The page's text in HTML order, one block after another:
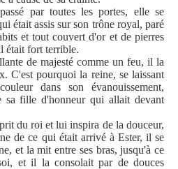
par toutes les portes, elle se
était assis sur son trône royal, paré
et tout couvert d'or et de pierres
était fort terrible.
de majesté comme un feu, il la
C'est pourquoi la reine, se laissant
dans son évanouissement,
sa fille d'honneur qui allait devant
du roi et lui inspira de la douceur,
de ce qui était arrivé à Ester, il se
et la mit entre ses bras, jusqu'à ce
et il la consolait par de douces